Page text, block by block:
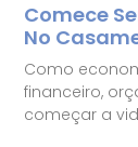
Comece
No
Como
financeiro,
começar a